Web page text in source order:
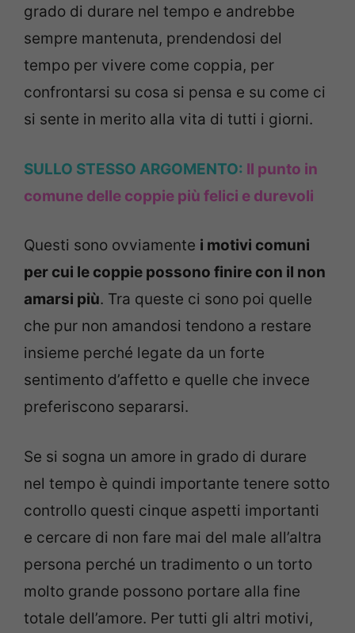
grado di durare nel tempo e andrebbe
sempre mantenuta, prendendosi del
tempo per vivere come coppia, per
confrontarsi su cosa si pensa e su come ci
si sente in merito alla vita di tutti i giorni.
SULLO STESSO ARGOMENTO: Il punto in
comune delle coppie più felici e durevoli
Questi sono ovviamente i motivi comuni
per cui le coppie possono finire con il non
amarsi più. Tra queste ci sono poi quelle
che pur non amandosi tendono a restare
insieme perché legate da un forte
sentimento d’affetto e quelle che invece
preferiscono separarsi.
Se si sogna un amore in grado di durare
nel tempo è quindi importante tenere sotto
controllo questi cinque aspetti importanti
e cercare di non fare mai del male all’altra
persona perché un tradimento o un torto
molto grande possono portare alla fine
totale dell’amore. Per tutti gli altri motivi,